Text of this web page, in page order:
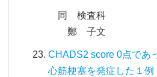
同 検査科
鄭 子文
CHADS2 score 0点であ
心筋梗塞を発症した１例